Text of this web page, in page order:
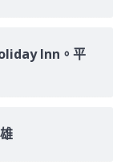
Inn。平